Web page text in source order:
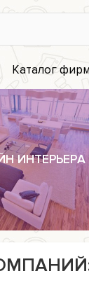
Каталог
ИНТЕРЬЕРА